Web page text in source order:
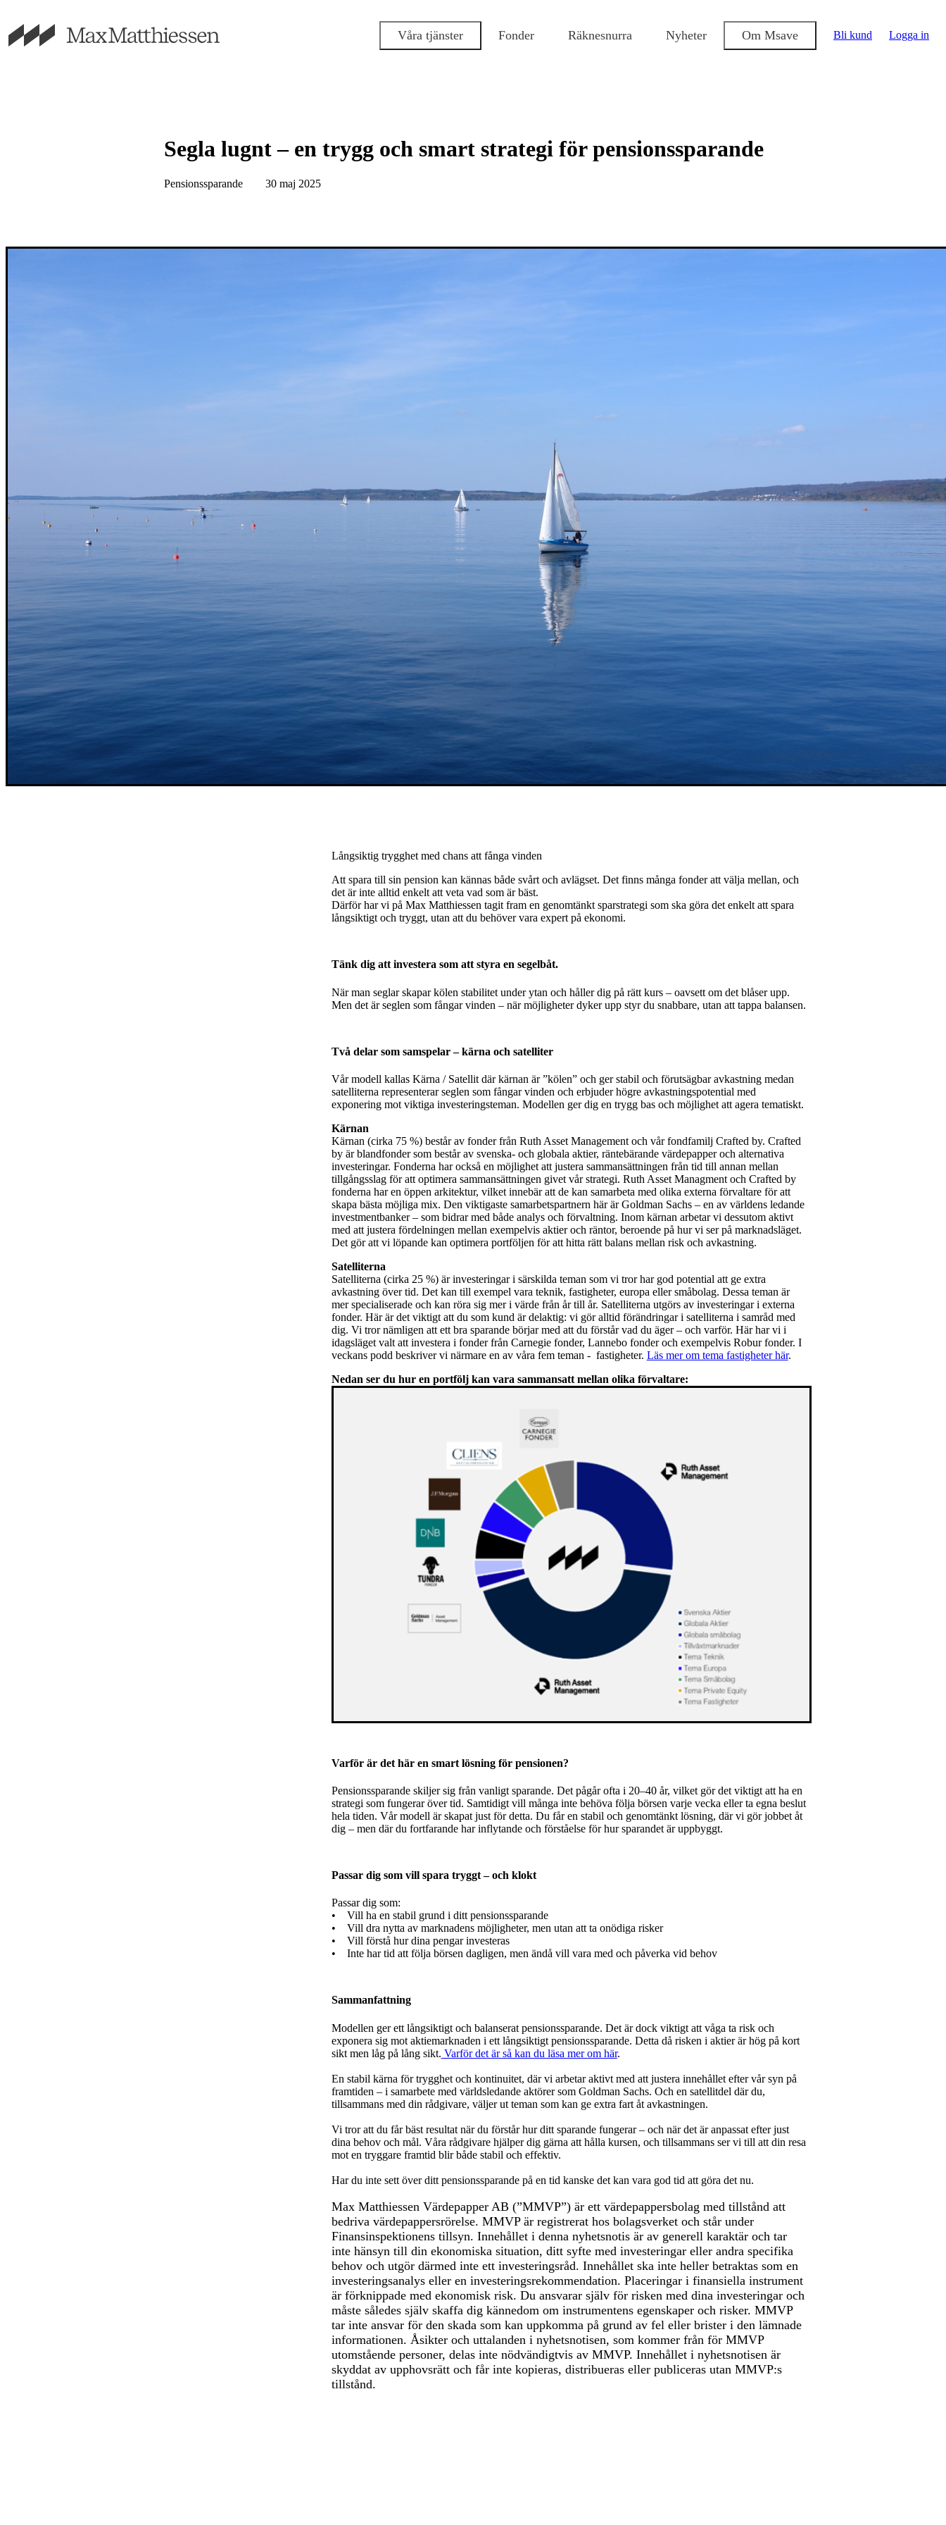
Våra tjänster Fonder Räknesnurra Nyheter Om Msave Bli kund Logga in
Segla lugnt – en trygg och smart strategi för pensionssparande
Pensionssparande 30 maj 2025
Långsiktig trygghet med chans att fånga vinden
Att spara till sin pension kan kännas både svårt och avlägset. Det finns många fonder att välja mellan, och
det är inte alltid enkelt att veta vad som är bäst.
Därför har vi på Max Matthiessen tagit fram en genomtänkt sparstrategi som ska göra det enkelt att spara
långsiktigt och tryggt, utan att du behöver vara expert på ekonomi.
Tänk dig att investera som att styra en segelbåt.
När man seglar skapar kölen stabilitet under ytan och håller dig på rätt kurs – oavsett om det blåser upp.
Men det är seglen som fångar vinden – när möjligheter dyker upp styr du snabbare, utan att tappa balansen.
Två delar som samspelar – kärna och satelliter
Vår modell kallas Kärna / Satellit där kärnan är ”kölen” och ger stabil och förutsägbar avkastning medan
satelliterna representerar seglen som fångar vinden och erbjuder högre avkastningspotential med
exponering mot viktiga investeringsteman. Modellen ger dig en trygg bas och möjlighet att agera tematiskt.
Kärnan
Kärnan (cirka 75 %) består av fonder från Ruth Asset Management och vår fondfamilj Crafted by. Crafted
by är blandfonder som består av svenska- och globala aktier, räntebärande värdepapper och alternativa
investeringar. Fonderna har också en möjlighet att justera sammansättningen från tid till annan mellan
tillgångsslag för att optimera sammansättningen givet vår strategi. Ruth Asset Managment och Crafted by
fonderna har en öppen arkitektur, vilket innebär att de kan samarbeta med olika externa förvaltare för att
skapa bästa möjliga mix. Den viktigaste samarbetspartnern här är Goldman Sachs – en av världens ledande
investmentbanker – som bidrar med både analys och förvaltning. Inom kärnan arbetar vi dessutom aktivt
med att justera fördelningen mellan exempelvis aktier och räntor, beroende på hur vi ser på marknadsläget.
Det gör att vi löpande kan optimera portföljen för att hitta rätt balans mellan risk och avkastning.
Satelliterna
Satelliterna (cirka 25 %) är investeringar i särskilda teman som vi tror har god potential att ge extra
avkastning över tid. Det kan till exempel vara teknik, fastigheter, europa eller småbolag. Dessa teman är
mer specialiserade och kan röra sig mer i värde från år till år. Satelliterna utgörs av investeringar i externa
fonder. Här är det viktigt att du som kund är delaktig: vi gör alltid förändringar i satelliterna i samråd med
dig. Vi tror nämligen att ett bra sparande börjar med att du förstår vad du äger – och varför. Här har vi i
idagsläget valt att investera i fonder från Carnegie fonder, Lannebo fonder och exempelvis Robur fonder. I
veckans podd beskriver vi närmare en av våra fem teman - fastigheter. Läs mer om tema fastigheter här.
Nedan ser du hur en portfölj kan vara sammansatt mellan olika förvaltare:
Varför är det här en smart lösning för pensionen?
Pensionssparande skiljer sig från vanligt sparande. Det pågår ofta i 20–40 år, vilket gör det viktigt att ha en
strategi som fungerar över tid. Samtidigt vill många inte behöva följa börsen varje vecka eller ta egna beslut
hela tiden. Vår modell är skapat just för detta. Du får en stabil och genomtänkt lösning, där vi gör jobbet åt
dig – men där du fortfarande har inflytande och förståelse för hur sparandet är uppbyggt.
Passar dig som vill spara tryggt – och klokt
Passar dig som:
• Vill ha en stabil grund i ditt pensionssparande
• Vill dra nytta av marknadens möjligheter, men utan att ta onödiga risker
• Vill förstå hur dina pengar investeras
• Inte har tid att följa börsen dagligen, men ändå vill vara med och påverka vid behov
Sammanfattning
Modellen ger ett långsiktigt och balanserat pensionssparande. Det är dock viktigt att våga ta risk och
exponera sig mot aktiemarknaden i ett långsiktigt pensionssparande. Detta då risken i aktier är hög på kort
sikt men låg på lång sikt. Varför det är så kan du läsa mer om här.
En stabil kärna för trygghet och kontinuitet, där vi arbetar aktivt med att justera innehållet efter vår syn på
framtiden – i samarbete med världsledande aktörer som Goldman Sachs. Och en satellitdel där du,
tillsammans med din rådgivare, väljer ut teman som kan ge extra fart åt avkastningen.
Vi tror att du får bäst resultat när du förstår hur ditt sparande fungerar – och när det är anpassat efter just
dina behov och mål. Våra rådgivare hjälper dig gärna att hålla kursen, och tillsammans ser vi till att din resa
mot en tryggare framtid blir både stabil och effektiv.
Har du inte sett över ditt pensionssparande på en tid kanske det kan vara god tid att göra det nu.
Max Matthiessen Värdepapper AB (”MMVP”) är ett värdepappersbolag med tillstånd att
bedriva värdepappersrörelse. MMVP är registrerat hos bolagsverket och står under
Finansinspektionens tillsyn. Innehållet i denna nyhetsnotis är av generell karaktär och tar
inte hänsyn till din ekonomiska situation, ditt syfte med investeringar eller andra specifika
behov och utgör därmed inte ett investeringsråd. Innehållet ska inte heller betraktas som en
investeringsanalys eller en investeringsrekommendation. Placeringar i finansiella instrument
är förknippade med ekonomisk risk. Du ansvarar själv för risken med dina investeringar och
måste således själv skaffa dig kännedom om instrumentens egenskaper och risker. MMVP
tar inte ansvar för den skada som kan uppkomma på grund av fel eller brister i den lämnade
informationen. Åsikter och uttalanden i nyhetsnotisen, som kommer från för MMVP
utomstående personer, delas inte nödvändigtvis av MMVP. Innehållet i nyhetsnotisen är
skyddat av upphovsrätt och får inte kopieras, distribueras eller publiceras utan MMVP:s
tillstånd.